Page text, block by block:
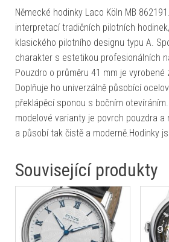
Německé hodinky Laco Köln MB
interpretací tradičních pilotních
klasického pilotního designu typu A.
charakter s estetikou profesionálních
Pouzdro o průměru 41 mm je vyrobené
Doplňuje ho univerzálně působící
překlápěcí sponou s bočním
modelové varianty je povrch pouzdra a
a působí tak čistě a moderně.Hodinky
Související produkty